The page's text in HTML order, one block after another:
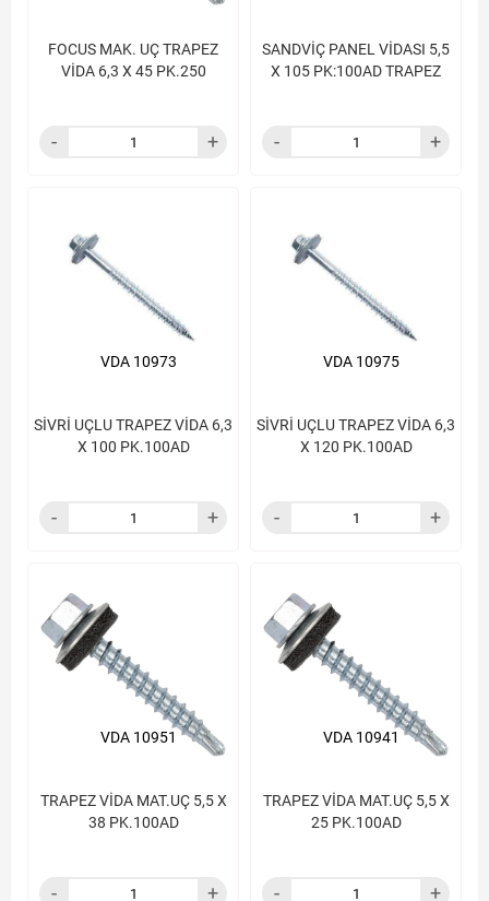
FOCUS MAK. UÇ TRAPEZ
VİDA 6,3 X 45 PK.250
SANDVİÇ PANEL VİDASI 5,5
X 105 PK:100AD TRAPEZ
SİVRİ UÇLU TRAPEZ VİDA 6,3
X 100 PK.100AD
VDA 10973
SİVRİ UÇLU TRAPEZ VİDA 6,3
X 120 PK.100AD
VDA 10975
TRAPEZ VİDA MAT.UÇ 5,5 X
38 PK.100AD
VDA 10951
TRAPEZ VİDA MAT.UÇ 5,5 X
25 PK.100AD
VDA 10941